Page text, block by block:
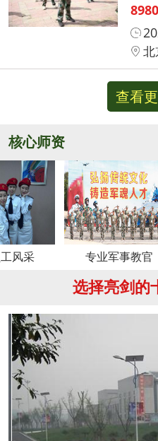
北
查看
核心师资
专业军事教官
选择亮剑的